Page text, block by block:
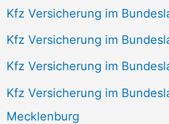
Kfz Versicherung im
Kfz Versicherung im
Kfz Versicherung im
Kfz Versicherung im
Mecklenburg